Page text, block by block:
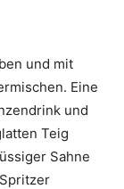
und mit
Eine
und
Teig
Sahne